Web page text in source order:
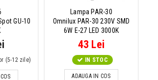
GU-10
(5-12 zile)
Lampa PAR-30
Omnilux PAR-30 230V SMD
6W E-27 LED 3000K
43 Lei
IN STOC
ADAUGA IN COS